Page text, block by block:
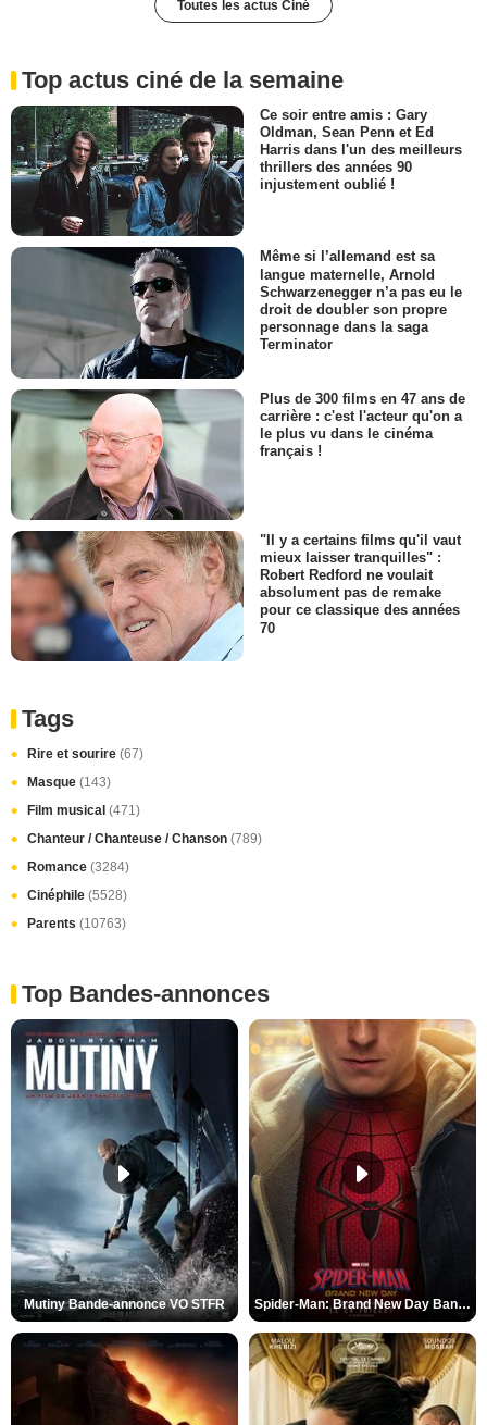
Toutes les actus Ciné
Top actus ciné de la semaine
Ce soir entre amis : Gary
Oldman, Sean Penn et Ed
Harris dans l'un des meilleurs
thrillers des années 90
injustement oublié !
Même si l’allemand est sa
langue maternelle, Arnold
Schwarzenegger n’a pas eu le
droit de doubler son propre
personnage dans la saga
Terminator
Plus de 300 films en 47 ans de
carrière : c'est l'acteur qu'on a
le plus vu dans le cinéma
français !
"Il y a certains films qu'il vaut
mieux laisser tranquilles" :
Robert Redford ne voulait
absolument pas de remake
pour ce classique des années
70
Tags
Rire et sourire (67)
Masque (143)
Film musical (471)
Chanteur / Chanteuse / Chanson (789)
Romance (3284)
Cinéphile (5528)
Parents (10763)
Top Bandes-annonces
Mutiny Bande-annonce VO STFR Spider-Man: Brand New Day Bande-annonce VO STFR